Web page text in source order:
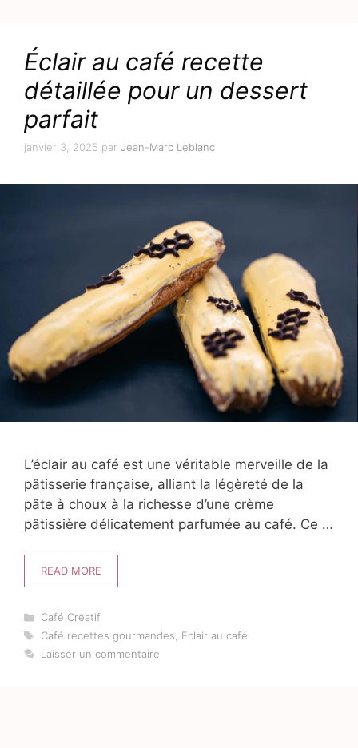
Éclair au café recette
détaillée pour un dessert
parfait
janvier 3, 2025 par Jean-Marc Leblanc
L’éclair au café est une véritable merveille de la
pâtisserie française, alliant la légèreté de la
pâte à choux à la richesse d’une crème
pâtissière délicatement parfumée au café. Ce …
READ MORE
Catégories
Café Créatif
Étiquettes
Café recettes gourmandes, Eclair au café
Laisser un commentaire